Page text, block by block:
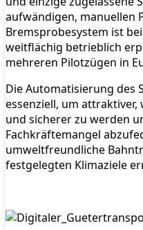
aufwändigen, manuellen
Bremsprobesystem ist
weitflächig betrieblich
mehreren Pilotzügen in
Die Automatisierung des
essenziell, um
und sicherer zu werden
Fachkräftemangel
umweltfreundliche
festgelegten Klimaziele